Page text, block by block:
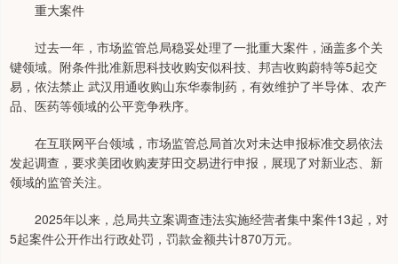
重大案件
过去一年，市场监管总局稳妥处理了一批重大案件，涵盖多个关
键领域。附条件批准新思科技收购安似科技、邦吉收购蔚特等5起交
易，依法禁止 武汉用通收购山东华泰制药，有效维护了半导体、农产
品、医药等领域的公平竞争秩序。
在互联网平台领域，市场监管总局首次对未达申报标准交易依法
发起调查，要求美团收购麦芽田交易进行申报，展现了对新业态、新
领域的监管关注。
2025年以来，总局共立案调查违法实施经营者集中案件13起，对
5起案件公开作出行政处罚，罚款金额共计870万元。